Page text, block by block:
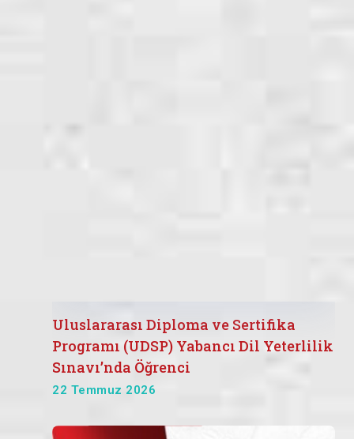
Uluslararası Diploma ve Sertifika
Programı (UDSP) Yabancı Dil Yeterlilik
Sınavı’nda Öğrenci
22 Temmuz 2026